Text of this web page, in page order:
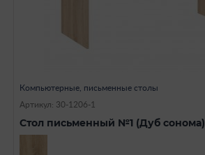
Компьютерные, письменные столы
Артикул: 30-1206-1
Стол письменный №1 (Дуб сонома)